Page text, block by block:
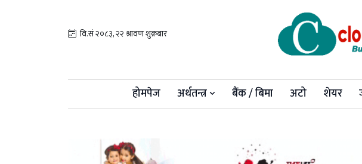
वि.सं २०८३, २२ श्रावण शुक्रबार
होमपेज अर्थतन्त्र बैंक / बिमा अटो शेयर